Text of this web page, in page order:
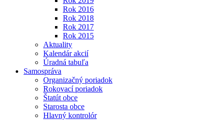
Rok 2016
Rok 2018
Rok 2017
Rok 2015
Aktuality
Kalendár akcií
Úradná tabuľa
Samospráva
Organizačný poriadok
Rokovací poriadok
Štatút obce
Starosta obce
Hlavný kontrolór